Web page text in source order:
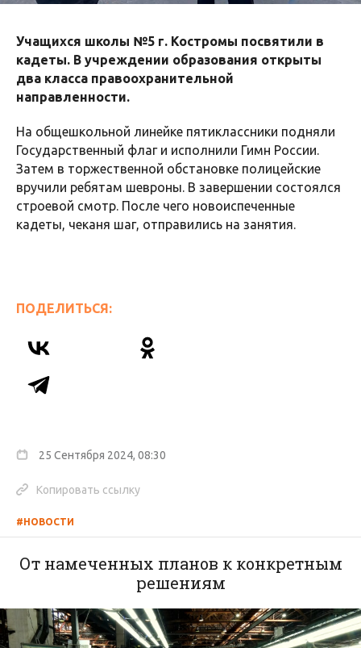
Учащихся школы №5 г. Костромы посвятили в
кадеты. В учреждении образования открыты
два класса правоохранительной
направленности.
На общешкольной линейке пятиклассники подняли
Государственный флаг и исполнили Гимн России.
Затем в торжественной обстановке полицейские
вручили ребятам шевроны. В завершении состоялся
строевой смотр. После чего новоиспеченные
кадеты, чеканя шаг, отправились на занятия.
ПОДЕЛИТЬСЯ:
25 Сентября 2024, 08:30
Копировать ссылку
#НОВОСТИ
От намеченных планов к конкретным
решениям